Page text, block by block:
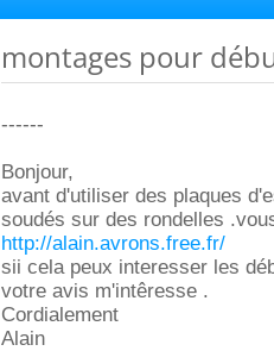
montages pour
------
Bonjour,
avant d'utiliser des plaques
soudés sur des rondelles
http://alain.avrons.free.fr/
sii cela peux interesser les
votre avis m'intêresse .
Cordialement
Alain